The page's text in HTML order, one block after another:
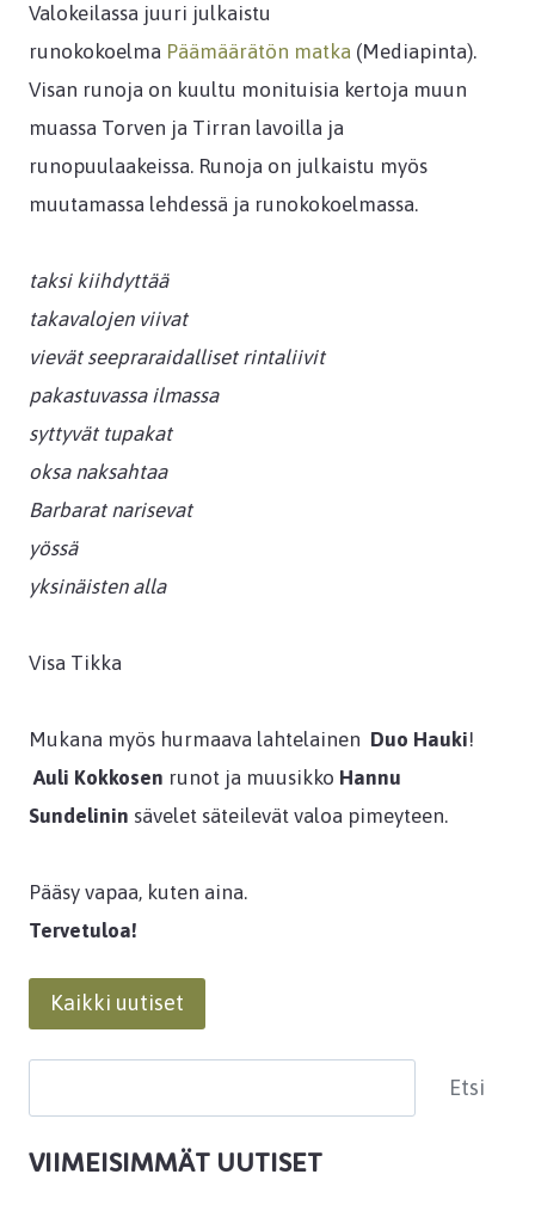
Valokeilassa juuri julkaistu
runokokoelma Päämäärätön matka (Mediapinta).
Visan runoja on kuultu monituisia kertoja muun
muassa Torven ja Tirran lavoilla ja
runopuulaakeissa. Runoja on julkaistu myös
muutamassa lehdessä ja runokokoelmassa.
taksi kiihdyttää
takavalojen viivat
vievät seepraraidalliset rintaliivit
pakastuvassa ilmassa
syttyvät tupakat
oksa naksahtaa
Barbarat narisevat
yössä
yksinäisten alla
Visa Tikka
Mukana myös hurmaava lahtelainen Duo Hauki!
Auli Kokkosen runot ja muusikko Hannu
Sundelinin sävelet säteilevät valoa pimeyteen.
Pääsy vapaa, kuten aina.
Tervetuloa!
Kaikki uutiset
Etsi
VIIMEISIMMÄT UUTISET